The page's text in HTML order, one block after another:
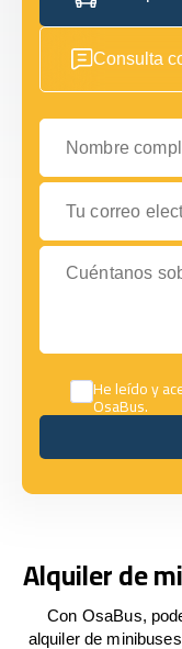
Consulta
Nombre completo
Tu correo
Cuéntanos sobre
He leído y
OsaBus.
Alquiler de
Con OsaBus,
alquiler de